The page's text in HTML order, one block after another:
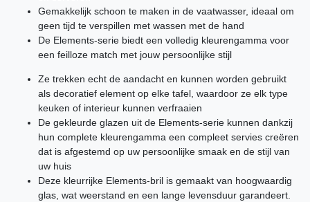
Gemakkelijk schoon te maken in de vaatwasser, ideaal om
geen tijd te verspillen met wassen met de hand
De Elements-serie biedt een volledig kleurengamma voor
een feilloze match met jouw persoonlijke stijl
Ze trekken echt de aandacht en kunnen worden gebruikt
als decoratief element op elke tafel, waardoor ze elk type
keuken of interieur kunnen verfraaien
De gekleurde glazen uit de Elements-serie kunnen dankzij
hun complete kleurengamma een compleet servies creëren
dat is afgestemd op uw persoonlijke smaak en de stijl van
uw huis
Deze kleurrijke Elements-bril is gemaakt van hoogwaardig
glas, wat weerstand en een lange levensduur garandeert.